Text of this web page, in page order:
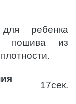
ребенка
пошива из
16сек.